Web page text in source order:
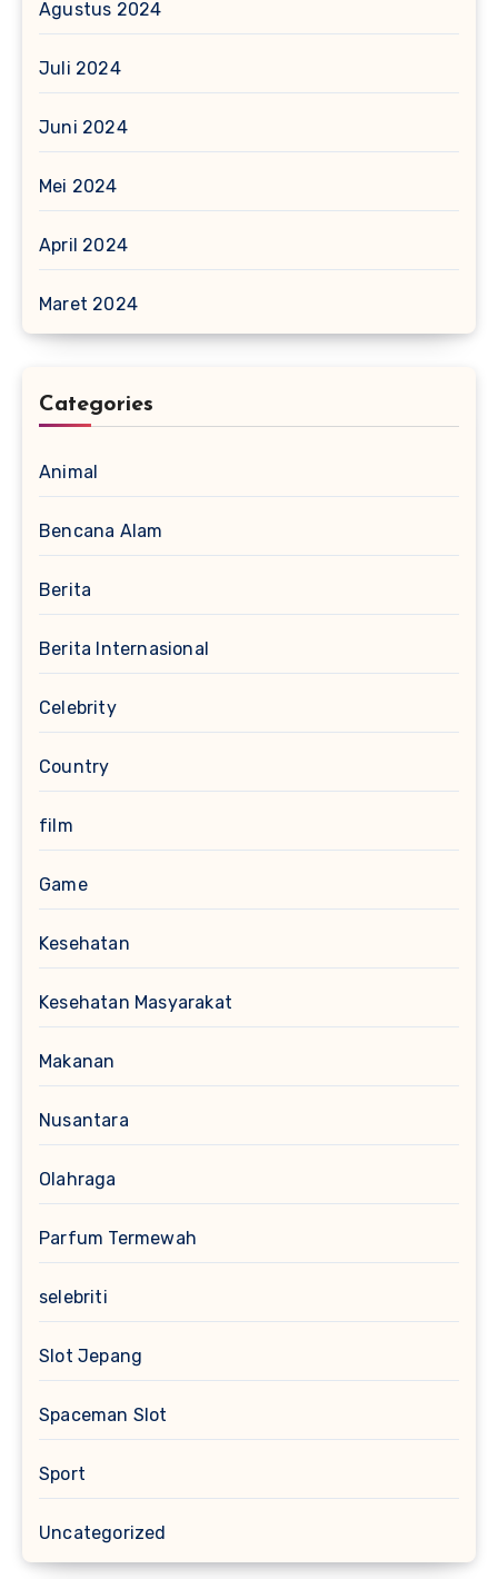
Agustus 2024
Juli 2024
Juni 2024
Mei 2024
April 2024
Maret 2024
Categories
Animal
Bencana Alam
Berita
Berita Internasional
Celebrity
Country
film
Game
Kesehatan
Kesehatan Masyarakat
Makanan
Nusantara
Olahraga
Parfum Termewah
selebriti
Slot Jepang
Spaceman Slot
Sport
Uncategorized